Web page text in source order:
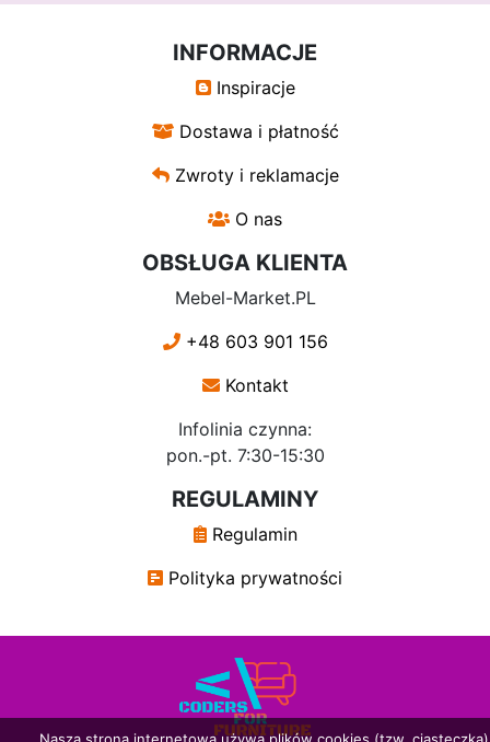
INFORMACJE
Inspiracje
Dostawa i płatność
Zwroty i reklamacje
O nas
OBSŁUGA KLIENTA
Mebel-Market.PL
+48 603 901 156
Kontakt
Infolinia czynna:
pon.-pt. 7:30-15:30
REGULAMINY
Regulamin
Polityka prywatności